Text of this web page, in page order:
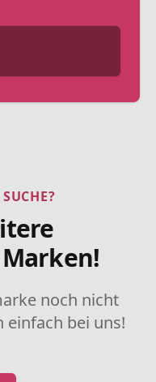
noch nicht
einfach bei uns!